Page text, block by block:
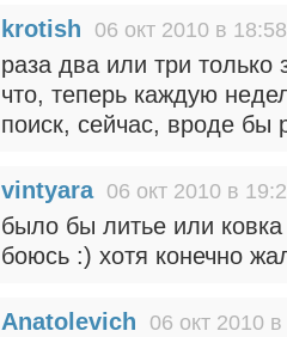
krotish 06 окт 2010 в 18:58
раза два или три только
что, теперь каждую
поиск, сейчас, вроде бы
vintyara 06 окт 2010 в
было бы литье или
боюсь :) хотя конечно
Anatolevich 06 окт 2010